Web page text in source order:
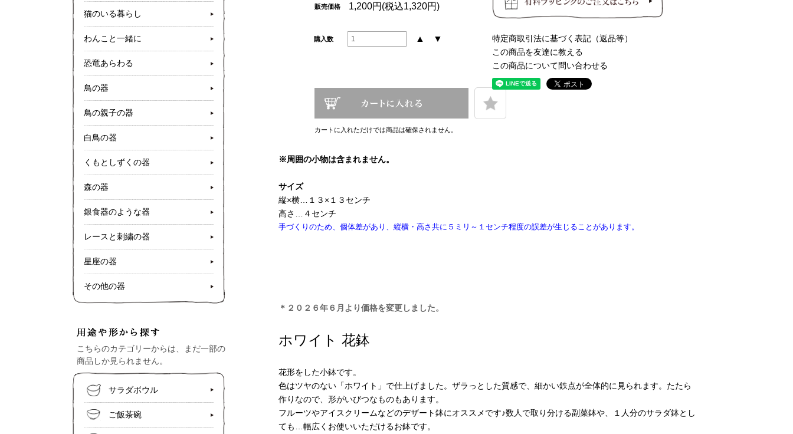
販売価格 1,200円(税込1,320円)
購入数 ▲ ▼
カートに入れただけでは商品は確保されません。
特定商取引法に基づく表記（返品等）
この商品を友達に教える
この商品について問い合わせる
※周囲の小物は含まれません。
サイズ
縦×横…１３×１３センチ
高さ…４センチ
手づくりのため、個体差があり、縦横・高さ共に５ミリ～１センチ程度の誤差が生じることがあります。
＊２０２６年６月より価格を変更しました。
ホワイト 花鉢
花形をした小鉢です。
色はツヤのない「ホワイト」で仕上げました。ザラっとした質感で、細かい鉄点が全体的に見られます。たたら
作りなので、形がいびつなものもあります。
フルーツやアイスクリームなどのデザート鉢にオススメです♪数人で取り分ける副菜鉢や、１人分のサラダ鉢とし
ても…幅広くお使いいただけるお鉢です。
猫のいる暮らし
わんこと一緒に
恐竜あらわる
鳥の器
鳥の親子の器
白鳥の器
くもとしずくの器
森の器
銀食器のような器
レースと刺繍の器
星座の器
その他の器
こちらのカテゴリーからは、まだ一部の
商品しか見られません。
サラダボウル
ご飯茶碗